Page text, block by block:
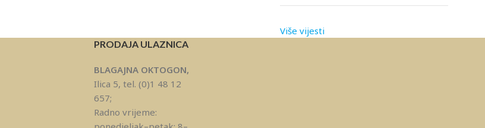
Više vijesti
PRODAJA ULAZNICA
BLAGAJNA OKTOGON,
Ilica 5, tel. (0)1 48 12
657;
Radno vrijeme: